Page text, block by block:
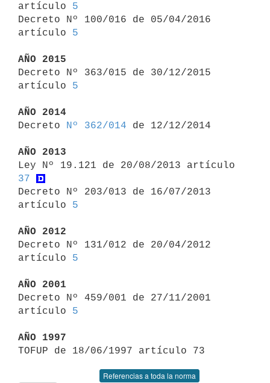
artículo 5
Decreto Nº 100/016 de 05/04/2016
artículo 5
AÑO 2015
Decreto Nº 363/015 de 30/12/2015
artículo 5
AÑO 2014
Decreto
Nº 362/014 de 12/12/2014
AÑO 2013
37
Decreto Nº 203/013 de 16/07/2013
artículo 5
AÑO 2012
Decreto Nº 131/012 de 20/04/2012
artículo 5
AÑO 2001
Decreto Nº 459/001 de 27/11/2001
artículo 5
AÑO 1997
Referencias a toda la norma